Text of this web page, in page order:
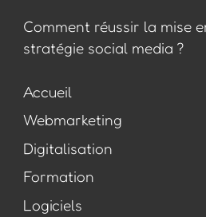
Comment réussir la mise
stratégie social media ?
Accueil
Webmarketing
Digitalisation
Formation
Logiciels